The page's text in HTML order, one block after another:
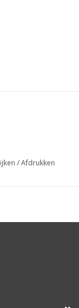
/Afdrukken